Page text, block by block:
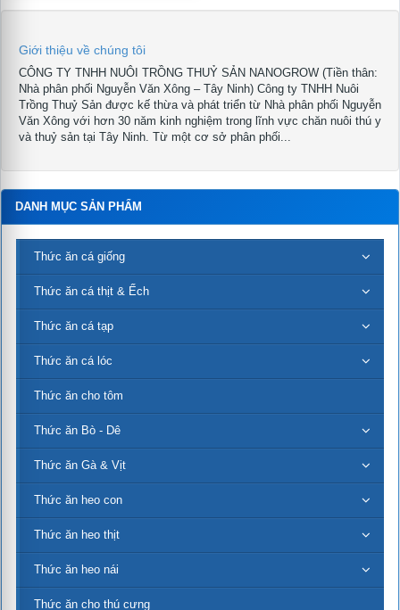
Giới thiệu về chúng tôi
CÔNG TY TNHH NUÔI TRỒNG THUỶ SẢN NANOGROW (Tiền thân:
Nhà phân phối Nguyễn Văn Xông – Tây Ninh) Công ty TNHH Nuôi
Trồng Thuỷ Sản được kế thừa và phát triển từ Nhà phân phối Nguyễn
Văn Xông với hơn 30 năm kinh nghiệm trong lĩnh vực chăn nuôi thú y
và thuỷ sản tại Tây Ninh. Từ một cơ sở phân phối...
DANH MỤC SẢN PHẨM
Thức ăn cá giống
Thức ăn cá thịt & Ếch
Thức ăn cá tạp
Thức ăn cá lóc
Thức ăn cho tôm
Thức ăn Bò - Dê
Thức ăn Gà & Vịt
Thức ăn heo con
Thức ăn heo thịt
Thức ăn heo nái
Thức ăn cho thú cưng